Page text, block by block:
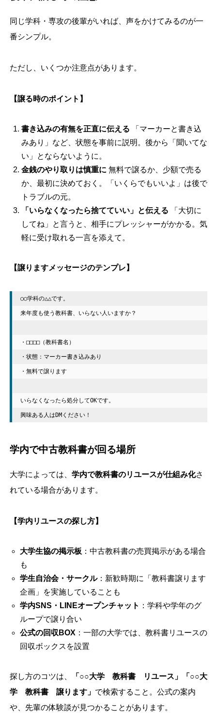
同じ学科・専攻の後輩がいれば、声をかけてみるのが一
番シンプル。
ただし、いくつか注意点があります。
【譲る時のポイント】
書き込みの有無を正直に伝える 「マーカーと書き込
みあり」など、状態を事前に説明。後から「聞いてな
い」とならないように。
金銭のやり取りは慎重に 無料で譲るか、少額で売る
か、最初に決めておく。「いくらでもいいよ」は後で
トラブルの元。
「いらなくなったら捨てていい」と伝える 「大切に
してね」と言うと、相手にプレッシャーがかかる。気
軽に受け取れる一言を添えて。
【譲りますメッセージのテンプレ】
○○学科の△△です。
来年度も使う教科書、いらない人いますか？
・□□□□（教科書名）
・状態：マーカー書き込みあり
・無料で譲ります
いらなくなったら処分してOKです。
興味ある人はDMください！
学内で中古教科書が回る場所
大学によっては、 学内で教科書のリユースが仕組み化さ
れている場合があります。
【学内リユースの探し方】
大学生協の掲示板 ：中古教科書の売買掲示がある場合
も
学生自治会・サークル：新歓時期に「教科書譲ります
企画」を実施していることも
学内SNS・LINEオープンチャット ：学科や学年のグ
ループで譲り合い
公式の回収BOX ：一部の大学では、教科書リユースの
回収ボックスを設置
探し方のコツは、
「○○大学 教科書 リユース」「○○大
学 教科書 譲ります」 で検索すること。公式の案内
や、先輩の体験談が見つかることがあります。